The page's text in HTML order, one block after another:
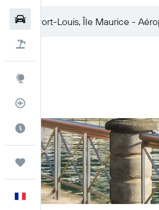
Voitures
Meilleur moment pour voyager
Trips
Français